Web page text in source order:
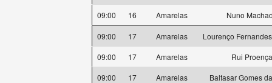
09:00
16 Amarelas Nuno
09:00 17 Amarelas
Lourenço
09:00
17 Amarelas
Rui Proença
09:00
17 Amarelas Baltasar Gomes